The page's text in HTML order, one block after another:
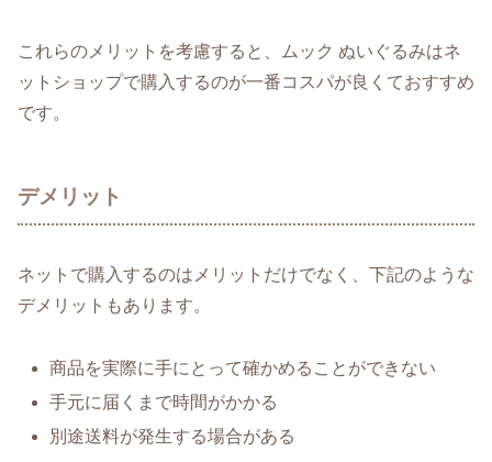
これらのメリットを考慮すると、ムック ぬいぐるみはネ
ットショップで購入するのが一番コスパが良くておすすめ
です。
デメリット
ネットで購入するのはメリットだけでなく、下記のような
デメリットもあります。
商品を実際に手にとって確かめることができない
手元に届くまで時間がかかる
別途送料が発生する場合がある